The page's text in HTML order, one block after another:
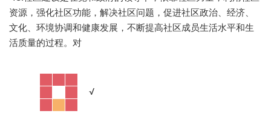
资源，强化社区功能，解决社区问题，促进社区政治、经济、
文化、环境协调和健康发展，不断提高社区成员生活水平和生
活质量的过程。对
√